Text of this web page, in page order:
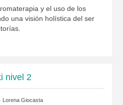
y el uso de los
una visión holística del ser
nivel 2
Lorena Giocasta